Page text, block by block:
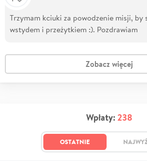
Trzymam kciuki za powodzenie misji, by
wstydem i przeżytkiem :). Pozdrawiam
Zobacz więcej
Wpłaty: 238
OSTATNIE